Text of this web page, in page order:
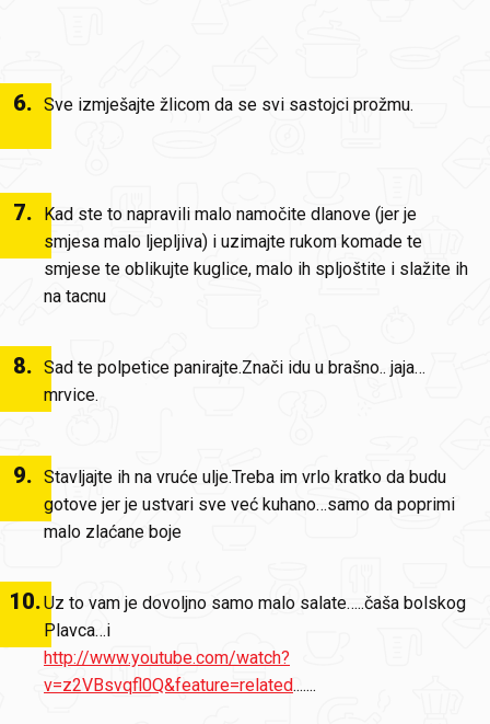
6. Sve izmješajte žlicom da se svi sastojci prožmu.
7.
Kad ste to napravili malo namočite dlanove (jer je
smjesa malo ljepljiva) i uzimajte rukom komade te
smjese te oblikujte kuglice, malo ih spljoštite i slažite ih
na tacnu
8. Sad te polpetice panirajte.Znači idu u brašno.. jaja…
mrvice.
9. Stavljajte ih na vruće ulje.Treba im vrlo kratko da budu
gotove jer je ustvari sve već kuhano…samo da poprimi
malo zlaćane boje
10.Uz to vam je dovoljno samo malo salate…..čaša bolskog
Plavca…i
http://www.youtube.com/watch?
v=z2VBsvqfl0Q&feature=related.......